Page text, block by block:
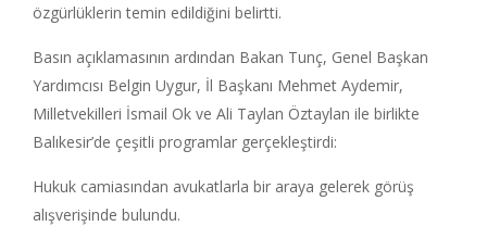
özgürlüklerin temin edildiğini belirtti.
Basın açıklamasının ardından Bakan Tunç, Genel Başkan
Yardımcısı Belgin Uygur, İl Başkanı Mehmet Aydemir,
Milletvekilleri İsmail Ok ve Ali Taylan Öztaylan ile birlikte
Balıkesir’de çeşitli programlar gerçekleştirdi:
Hukuk camiasından avukatlarla bir araya gelerek görüş
alışverişinde bulundu.